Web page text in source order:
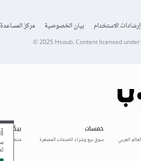
إرشادات الاستخدام بيان الخصوصية مركز المساعدة
© 2025 Hsoub.Content licensed under